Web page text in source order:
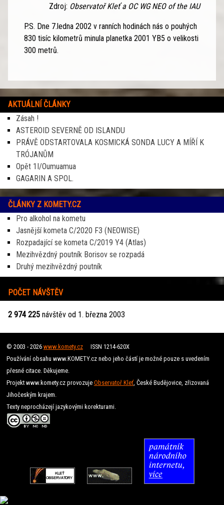
Zdroj: Observatoř Kleť a OC WG NEO of the IAU
P.S. Dne 7.ledna 2002 v ranních hodinách nás o pouhých
830 tisíc kilometrů minula planetka 2001 YB5 o velikosti
300 metrů.
AKTUÁLNÍ ČLÁNKY
Zásah !
ASTEROID SEVERNĚ OD ISLANDU
PRÁVĚ ODSTARTOVALA KOSMICKÁ SONDA LUCY A MÍŘÍ K
TRÓJANŮM
Opět 1I/Oumuamua
GAGARIN A SPOL.
ČLÁNKY Z KOMETY.CZ
Pro alkohol na kometu
Jasnější kometa C/2020 F3 (NEOWISE)
Rozpadající se kometa C/2019 Y4 (Atlas)
Mezihvězdný poutník Borisov se rozpadá
Druhý mezihvězdný poutník
POČET NÁVŠTĚV
2 974 225 návštěv od 1. března 2003
© 2003 - 2026 www.komety.czISSN 1214-620X
Používání obsahu www.KOMETY.cz nebo jeho částí je možné pouze s uvedením
přesné citace. Děkujeme.
Projekt www.komety.cz provozuje Observatoř Kleť, České Budějovice, zřizovaná
Jihočeským krajem.
Texty neprocházejí jazykovými korekturami.